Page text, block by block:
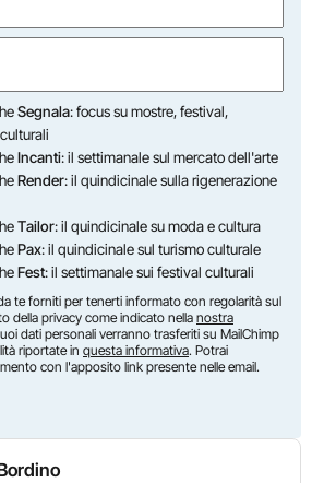
Segnala: focus su mostre, festival,
Incanti: il settimanale sul mercato dell'arte
Render: il quindicinale sulla rigenerazione
Tailor: il quindicinale su moda e cultura
Pax: il quindicinale sul turismo culturale
Fest: il settimanale sui festival culturali
te forniti per tenerti informato con regolarità sul
della privacy come indicato nella nostra
dati personali verranno trasferiti su MailChimp
riportate in questa informativa. Potrai
con l'apposito link presente nelle email.